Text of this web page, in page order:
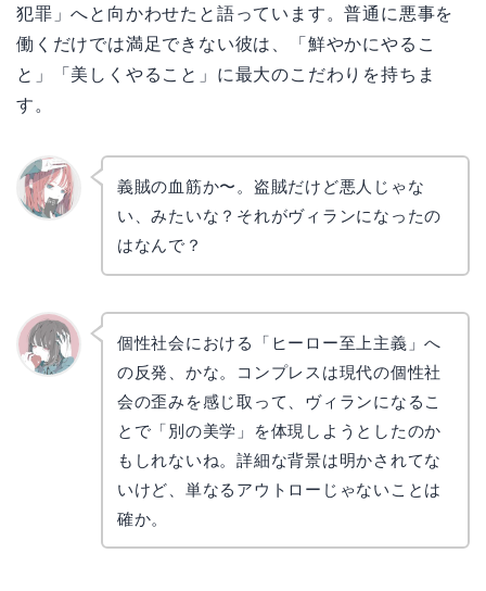
犯罪」へと向かわせたと語っています。普通に悪事を
働くだけでは満足できない彼は、「鮮やかにやるこ
と」「美しくやること」に最大のこだわりを持ちま
す。
義賊の血筋か〜。盗賊だけど悪人じゃな
い、みたいな？それがヴィランになったの
はなんで？
個性社会における「ヒーロー至上主義」へ
の反発、かな。コンプレスは現代の個性社
会の歪みを感じ取って、ヴィランになるこ
とで「別の美学」を体現しようとしたのか
もしれないね。詳細な背景は明かされてな
いけど、単なるアウトローじゃないことは
確か。